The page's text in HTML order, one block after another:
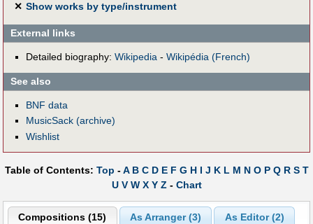
✕ Show works by type/instrument
External links
Detailed biography: Wikipedia- Wikipédia (French)
See also
BNF data
MusicSack (archive)
Wishlist
Table of Contents: Top -A B C D E F G H I J K L M N O P Q R S T
U V W X Y Z - Chart
Compositions (15) As Arranger (3)
As Editor (2)